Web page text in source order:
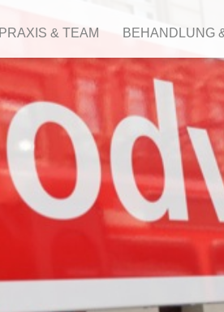
PRAXIS & TEAM BEHANDLUNG